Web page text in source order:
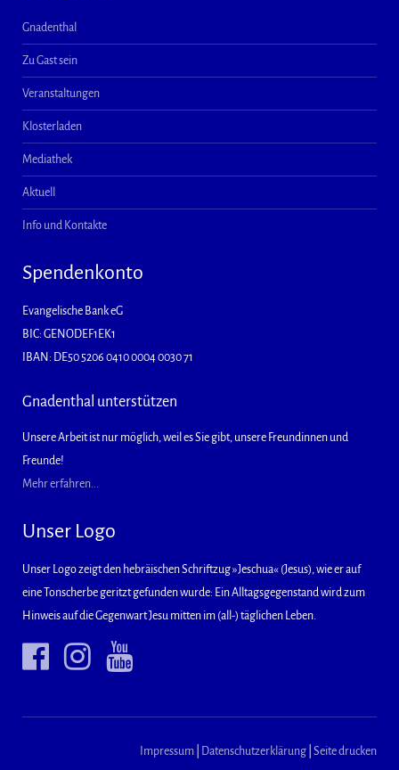
Gnadenthal
Zu Gast sein
Veranstaltungen
Klosterladen
Mediathek
Aktuell
Info und Kontakte
Spendenkonto
Evangelische Bank eG
BIC: GENODEF1EK1
IBAN: DE50 5206 0410 0004 0030 71
Gnadenthal unterstützen
Unsere Arbeit ist nur möglich, weil es Sie gibt, unsere Freundinnen und
Freunde!
Mehr erfahren...
Unser Logo
Unser Logo zeigt den hebräischen Schriftzug »Jeschua« (Jesus), wie er auf
eine Tonscherbe geritzt gefunden wurde: Ein Alltagsgegenstand wird zum
Hinweis auf die Gegenwart Jesu mitten im (all-) täglichen Leben.
Impressum Datenschutzerklärung Seite drucken